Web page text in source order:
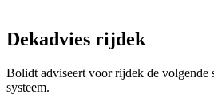
Dekadvies rijdek
Bolidt adviseert voor rijdek de volgende
systeem.